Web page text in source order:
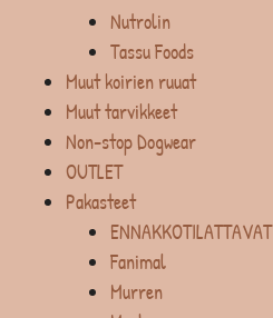
Nutrolin
Tassu Foods
Muut koirien ruuat
Muut tarvikkeet
Non-stop Dogwear
OUTLET
Pakasteet
ENNAKKOTILATTAVAT
Fanimal
Murren